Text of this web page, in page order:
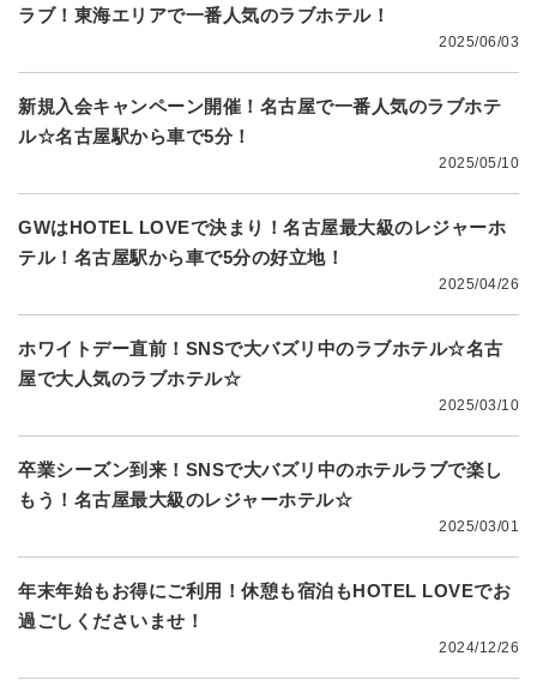
ラブ！東海エリアで一番人気のラブホテル！
2025/06/03
新規入会キャンペーン開催！名古屋で一番人気のラブホテ
ル☆名古屋駅から車で5分！
2025/05/10
GWはHOTEL LOVEで決まり！名古屋最大級のレジャーホ
テル！名古屋駅から車で5分の好立地！
2025/04/26
ホワイトデー直前！SNSで大バズリ中のラブホテル☆名古
屋で大人気のラブホテル☆
2025/03/10
卒業シーズン到来！SNSで大バズリ中のホテルラブで楽し
もう！名古屋最大級のレジャーホテル☆
2025/03/01
年末年始もお得にご利用！休憩も宿泊もHOTEL LOVEでお
過ごしくださいませ！
2024/12/26